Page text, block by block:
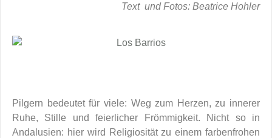
Text und Fotos: Beatrice Hohler
Pilgern bedeutet für viele: Weg zum Herzen, zu innerer
Ruhe, Stille und feierlicher Frömmigkeit. Nicht so in
Andalusien: hier wird Religiosität zu einem farbenfrohen